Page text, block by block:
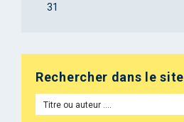
31
Rechercher dans le site